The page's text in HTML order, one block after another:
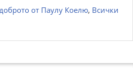
от Паулу Коелю, Всички